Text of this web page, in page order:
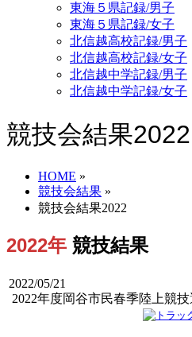
東海５県記録/男子
東海５県記録/女子
北信越高校記録/男子
北信越高校記録/女子
北信越中学記録/男子
北信越中学記録/女子
競技会結果2022
HOME »
競技会結果 »
競技会結果2022
2022年 競技結果
2022/05/21
2022年度岡谷市民春季陸上競